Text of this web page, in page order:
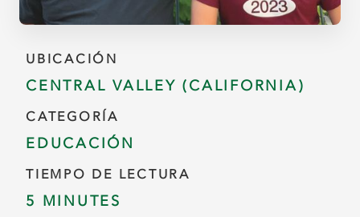
UBICACIÓN
CENTRAL VALLEY (CALIFORNIA)
CATEGORÍA
EDUCACIÓN
TIEMPO DE LECTURA
5 MINUTES